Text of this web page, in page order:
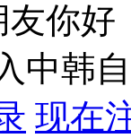
友你好
中韩
现在